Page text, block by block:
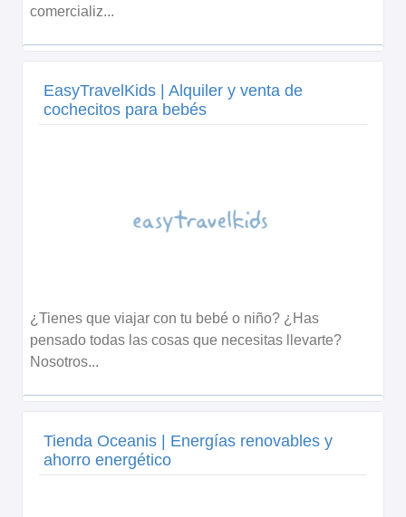
comercializ...
EasyTravelKids | Alquiler y venta de
cochecitos para bebés
¿Tienes que viajar con tu bebé o niño? ¿Has
pensado todas las cosas que necesitas llevarte?
Nosotros...
Tienda Oceanis | Energías renovables y
ahorro energético